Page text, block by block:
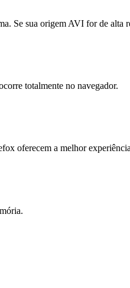
Se sua origem AVI for de
totalmente no navegador.
oferecem a melhor